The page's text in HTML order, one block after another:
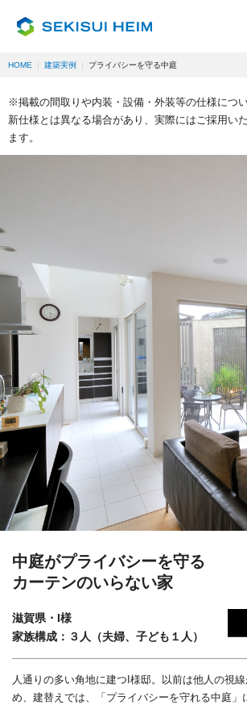
HOME 建築実例 プライバシーを守る中庭
※掲載の間取りや内装・設備・外装等の仕様につ
新仕様とは異なる場合があり、実際にはご採用い
ます。
中庭がプライバシーを守る
カーテンのいらない家
滋賀県・I様
家族構成：３人（夫婦、子ども１人）
人通りの多い角地に建つI様邸。以前は他人の視
め、建替えでは、「プライバシーを守れる中庭」